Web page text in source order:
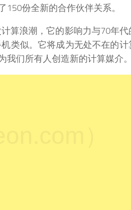
份全新的合作伙伴关系。
算浪潮，它的影响力与70年代
类似。它将成为无处不在的计
我们所有人创造新的计算媒介